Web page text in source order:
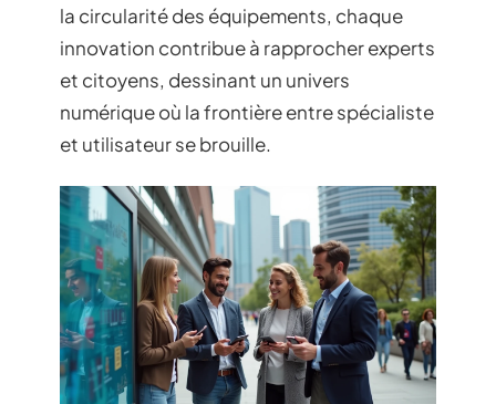
la circularité des équipements, chaque
innovation contribue à rapprocher experts
et citoyens, dessinant un univers
numérique où la frontière entre spécialiste
et utilisateur se brouille.